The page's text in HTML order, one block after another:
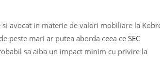
avocat in materie de valori mobiliare la
peste mari ar putea aborda ceea ce SEC
sa aiba un impact minim cu privire la